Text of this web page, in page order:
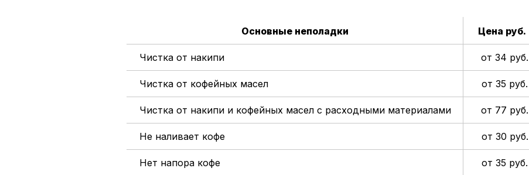
Основные неполадки Цена руб.
Чистка от накипи от 34 руб.
Чистка от кофейных масел от 35 руб.
Чистка от накипи и кофейных масел с расходными материалами от 77 руб.
Не наливает кофе от 30 руб.
Нет напора кофе от 35 руб.